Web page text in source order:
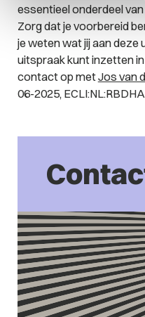
essentieel onderdeel
Zorg dat je voorbereid
je weten wat jij aan deze
uitspraak kunt inzetten
contact op metJos van
06-2025,